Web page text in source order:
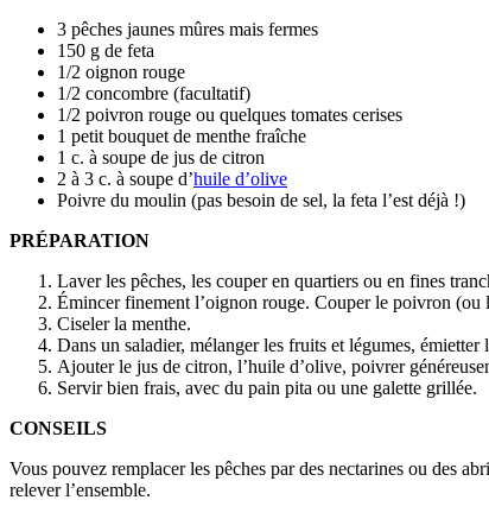
3 pêches jaunes mûres mais fermes
150 g de feta
1/2 oignon rouge
1/2 concombre (facultatif)
1/2 poivron rouge ou quelques tomates cerises
1 petit bouquet de menthe fraîche
1 c. à soupe de jus de citron
2 à 3 c. à soupe d’huile d’olive
Poivre du moulin (pas besoin de sel, la feta l’est déjà !)
PRÉPARATION
Laver les pêches, les couper en quartiers ou en fines
Émincer finement l’oignon rouge. Couper le poivron (ou
Ciseler la menthe.
Dans un saladier, mélanger les fruits et légumes, émietter
Ajouter le jus de citron, l’huile d’olive, poivrer
Servir bien frais, avec du pain pita ou une galette grillée.
CONSEILS
Vous pouvez remplacer les pêches par des nectarines ou des
relever l’ensemble.